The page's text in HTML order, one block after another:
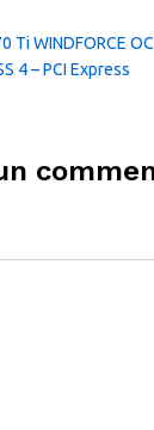
Ti WINDFORCE
4 – PCI Express